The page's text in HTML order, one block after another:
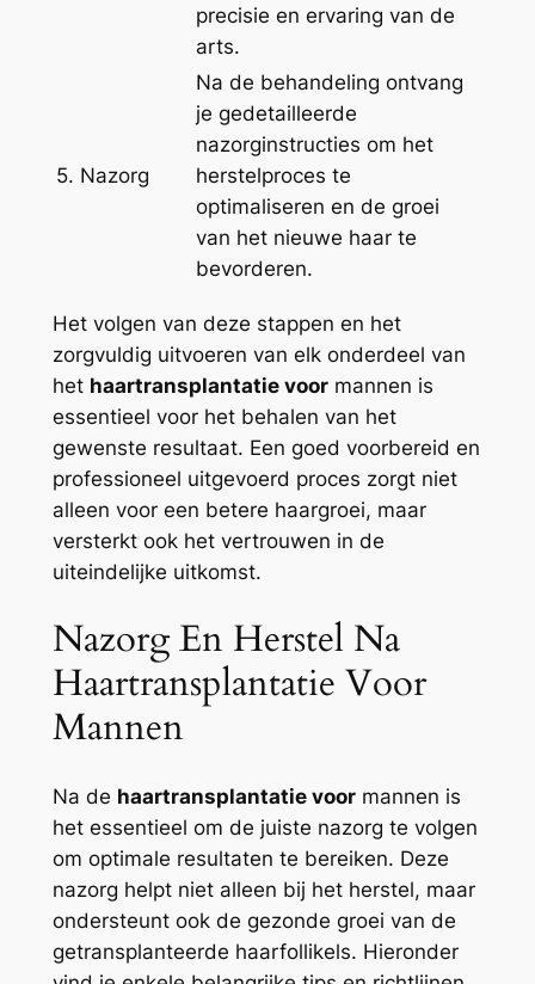
precisie en ervaring van de
arts.
5. Nazorg
Na de behandeling ontvang
je gedetailleerde
nazorginstructies om het
herstelproces te
optimaliseren en de groei
van het nieuwe haar te
bevorderen.
Het volgen van deze stappen en het
zorgvuldig uitvoeren van elk onderdeel van
het haartransplantatie voormannen is
essentieel voor het behalen van het
gewenste resultaat. Een goed voorbereid en
professioneel uitgevoerd proces zorgt niet
alleen voor een betere haargroei, maar
versterkt ook het vertrouwen in de
uiteindelijke uitkomst.
Nazorg En Herstel Na
Haartransplantatie Voor
Mannen
Na de haartransplantatie voormannen is
het essentieel om de juiste nazorg te volgen
om optimale resultaten te bereiken. Deze
nazorg helpt niet alleen bij het herstel, maar
ondersteunt ook de gezonde groei van de
getransplanteerde haarfollikels. Hieronder